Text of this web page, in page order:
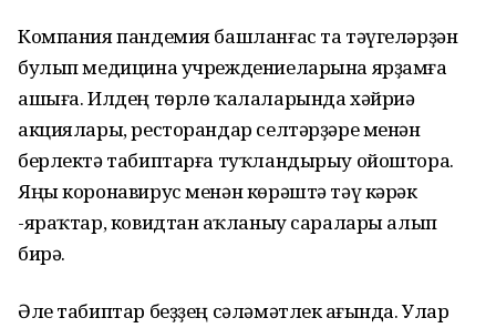
Компания пандемия башланғас та тәүгеләрҙән
булып медицина учреждениеларына ярҙамға
ашыға. Илдең төрлө ҡалаларында хәйриә
акциялары, ресторандар селтәрҙәре менән
берлектә табиптарға туҡландырыу ойоштора.
Яңы коронавирус менән көрәштә тәү кәрәк
-яраҡтар, ковидтан һаҡланыу саралары алып
бирә.
Әле табиптар беҙҙең сәләмәтлек һағында. Улар